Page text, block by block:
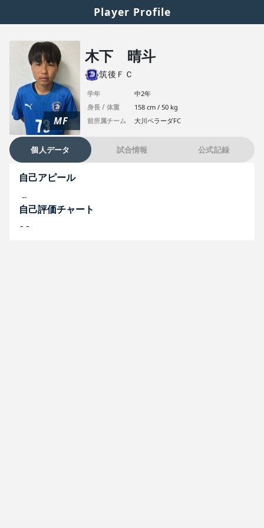
Player Profile
MF
木下 晴斗
筑後ＦＣ
学年
中2年
身長 / 体重
158 cm / 50 kg
前所属チーム
大川ペラーダFC
個人データ 試合情報 公式記録
自己アピール
--
自己評価チャート
--